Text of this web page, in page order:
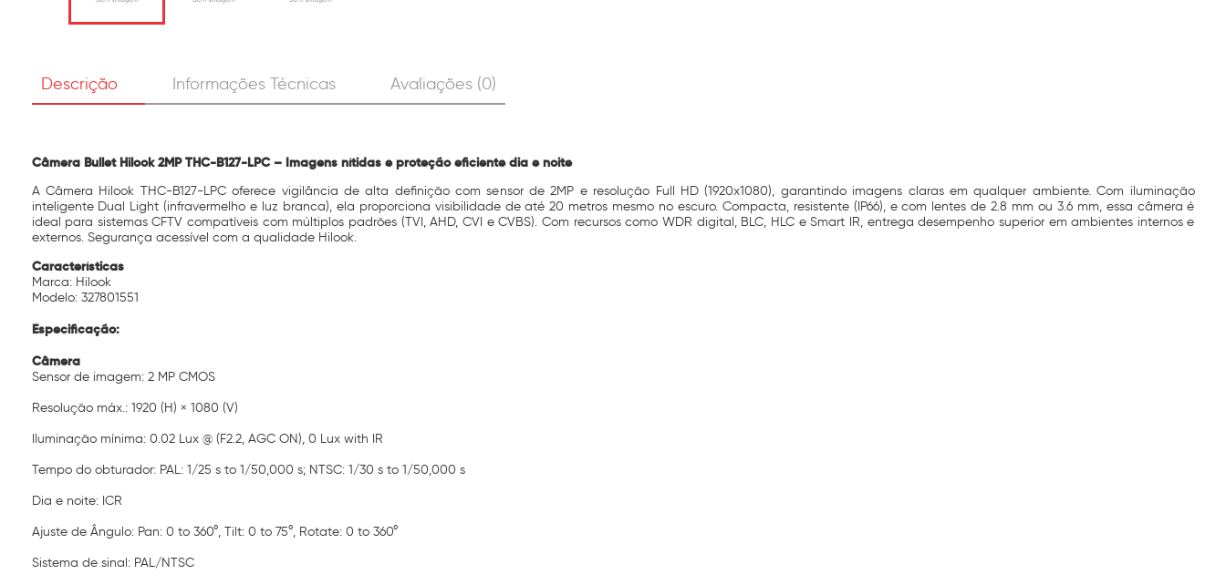
Descrição Informações Técnicas Avaliações (0)
O
ChatGPT
disse:
Câmera Bullet Hilook 2MP THC-B127-LPC – Imagens nítidas e proteção eficiente dia e noite
A Câmera Hilook THC-B127-LPC oferece vigilância de alta definição com sensor de 2MP e resolução Full HD (1920x1080), garantindo imagens claras em qualquer ambiente. Com iluminação
inteligente Dual Light (infravermelho e luz branca), ela proporciona visibilidade de até 20 metros mesmo no escuro. Compacta, resistente (IP66), e com lentes de 2.8 mm ou 3.6 mm, essa câmera é
ideal para sistemas CFTV compatíveis com múltiplos padrões (TVI, AHD, CVI e CVBS). Com recursos como WDR digital, BLC, HLC e Smart IR, entrega desempenho superior em ambientes internos e
externos. Segurança acessível com a qualidade Hilook.
Características
Marca: Hilook
Modelo: 327801551
Especificação:
Câmera
Sensor de imagem: 2 MP CMOS
Resolução máx.: 1920 (H) × 1080 (V)
Iluminação mínima: 0.02 Lux @ (F2.2, AGC ON), 0 Lux with IR
Tempo do obturador: PAL: 1/25 s to 1/50,000 s; NTSC: 1/30 s to 1/50,000 s
Dia e noite: ICR
Ajuste de Ângulo: Pan: 0 to 360°, Tilt: 0 to 75°, Rotate: 0 to 360°
Sistema de sinal: PAL/NTSC